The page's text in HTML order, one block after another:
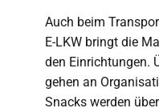
Auch beim
E-LKW bringt die
den Einrichtungen.
gehen an
Snacks werden